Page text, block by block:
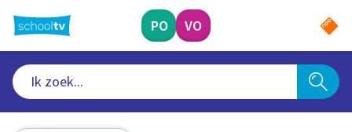
naar
hoofdinhoud
PO VO